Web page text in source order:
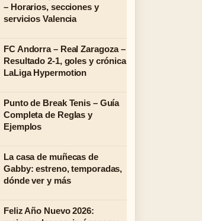
– Horarios, secciones y
servicios Valencia
FC Andorra – Real Zaragoza –
Resultado 2-1, goles y crónica
LaLiga Hypermotion
Punto de Break Tenis – Guía
Completa de Reglas y
Ejemplos
La casa de muñecas de
Gabby: estreno, temporadas,
dónde ver y más
Feliz Año Nuevo 2026: